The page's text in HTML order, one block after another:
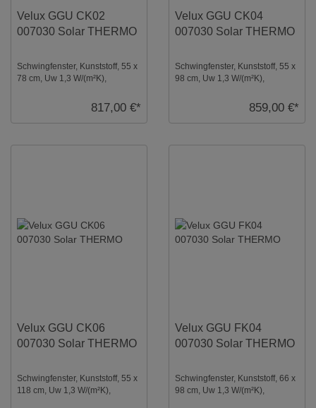
Velux GGU CK02
007030 Solar THERMO
Schwingfenster, Kunststoff, 55 x
78 cm, Uw 1,3 W/(m²K),
Dachfenster, Solar ...817,00 €*
Velux GGU CK04
007030 Solar THERMO
Schwingfenster, Kunststoff, 55 x
98 cm, Uw 1,3 W/(m²K),
Dachfenster, Solar ...859,00 €*
Velux GGU CK06
007030 Solar THERMO
Schwingfenster, Kunststoff, 55 x
118 cm, Uw 1,3 W/(m²K),
Velux GGU FK04
007030 Solar THERMO
Schwingfenster, Kunststoff, 66 x
98 cm, Uw 1,3 W/(m²K),